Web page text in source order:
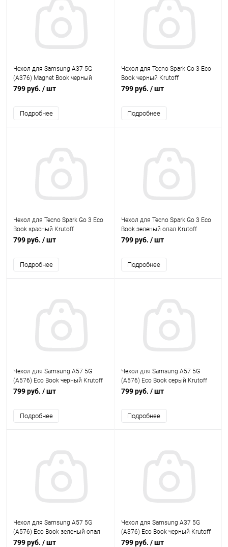
Чехол для Samsung A37 5G
(А376) Magnet Book черный
Krutoff
799 руб. / шт
Подробнее
Чехол для Tecno Spark Go 3 Eco
Book черный Krutoff
799 руб. / шт
Подробнее
Чехол для Tecno Spark Go 3 Eco
Book красный Krutoff
799 руб. / шт
Подробнее
Чехол для Tecno Spark Go 3 Eco
Book зеленый опал Krutoff
799 руб. / шт
Подробнее
Чехол для Samsung A57 5G
(А576) Eco Book черный Krutoff
799 руб. / шт
Подробнее
Чехол для Samsung A57 5G
(А576) Eco Book серый Krutoff
799 руб. / шт
Подробнее
Чехол для Samsung A57 5G
(А576) Eco Book зеленый опал
Krutoff
799 руб. / шт
Чехол для Samsung A37 5G
(А376) Eco Book черный Krutoff
799 руб. / шт